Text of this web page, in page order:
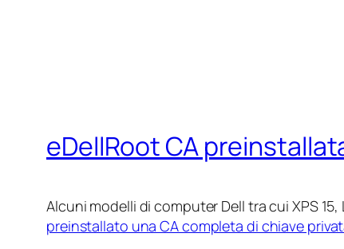
eDellRoot CA
Alcuni modelli di computer Dell tra cui XPS
preinstallato una CA completa di chiave